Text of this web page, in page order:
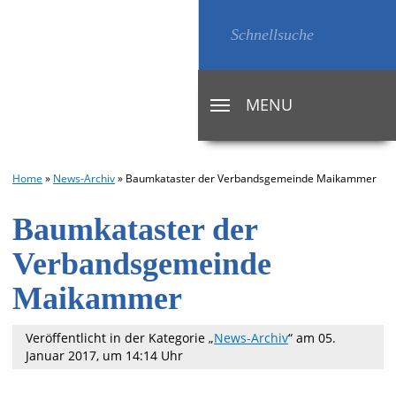
TOGGLE
NAVIGATION
MENU
Home » News-Archiv» Baumkataster der Verbandsgemeinde Maikammer
Baumkataster der
Verbandsgemeinde
Maikammer
Veröffentlicht in der Kategorie „News-Archiv“ am 05.
Januar 2017, um 14:14 Uhr